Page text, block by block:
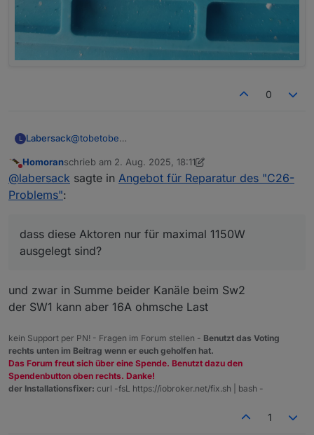
0
L Labersack@tobetobe
wieder.
An einem der HM-LC-Sw1-FM ist Sicherung &
Sicherungswiderstand in Ordnung, der hat andere
Zwei haben danach wieder funktioniert, bei einem
brannte er sofort wieder durch, also hat auch der
andere Probleme.
Sicherungen/Sicherungswiderstände ist schon
seltsam.... was hattest du da dranhängen?
Dir ist bekannt, dass diese Aktoren nur für maximal
Kann dir also 3 reparierte Schalter zurückschicken.
Nicht stören
Homoranschrieb am 2. Aug. 2025, 18:11
zuletzt editiert von Homoran 8. Feb. 2025, 20:13
@labersack sagte in Angebot für Reparatur des "C26-
Problems":
dass diese Aktoren nur für maximal 1150W
ausgelegt sind?
und zwar in Summe beider Kanäle beim Sw2
der SW1 kann aber 16A ohmsche Last
kein Support per PN! - Fragen im Forum stellen - Benutzt das Voting
rechts unten im Beitrag wenn er euch geholfen hat.
Das Forum freut sich über eine Spende. Benutzt dazu den
Spendenbutton oben rechts. Danke!
der Installationsfixer: curl -fsL https://iobroker.net/fix.sh | bash -
1